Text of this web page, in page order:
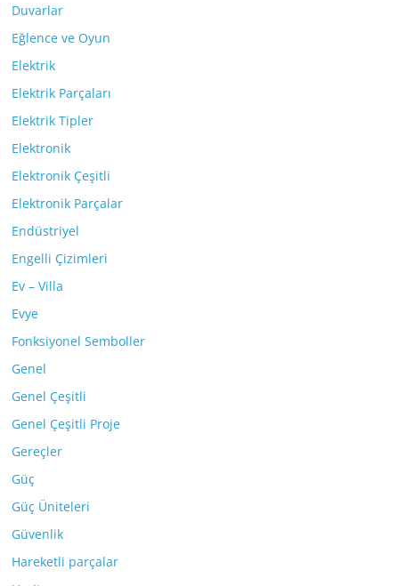
Duvarlar
Eğlence ve Oyun
Elektrik
Elektrik Parçaları
Elektrik Tipler
Elektronik
Elektronik Çeşitli
Elektronik Parçalar
Endüstriyel
Engelli Çizimleri
Ev – Villa
Evye
Fonksiyonel Semboller
Genel
Genel Çeşitli
Genel Çeşitli Proje
Gereçler
Güç
Güç Üniteleri
Güvenlik
Hareketli parçalar